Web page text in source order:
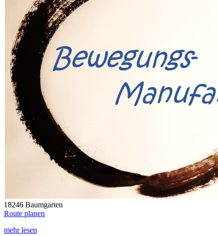
18246 Baumgarten
Route planen
mehr lesen